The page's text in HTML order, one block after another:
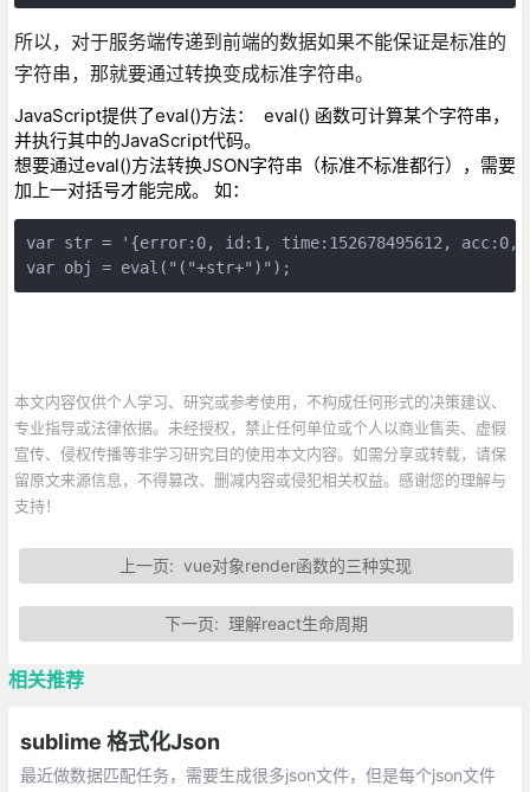
所以，对于服务端传递到前端的数据如果不能保证是标准的
字符串，那就要通过转换变成标准字符串。
JavaScript提供了eval()方法： eval() 函数可计算某个字符串，
并执行其中的JavaScript代码。
想要通过eval()方法转换JSON字符串（标准不标准都行），需要
加上一对括号才能完成。 如：
var str = '{error:0, id:1, time:152678495612,
var obj = eval("("+str+")");
本文内容仅供个人学习、研究或参考使用，不构成任何形式的决策建议、
专业指导或法律依据。未经授权，禁止任何单位或个人以商业售卖、虚假
宣传、侵权传播等非学习研究目的使用本文内容。如需分享或转载，请保
留原文来源信息，不得篡改、删减内容或侵犯相关权益。感谢您的理解与
支持！
上一页:vue对象render函数的三种实现
下一页: 理解react生命周期
相关推荐
sublime 格式化Json
最近做数据匹配任务，需要生成很多json文件，但是每个json文件